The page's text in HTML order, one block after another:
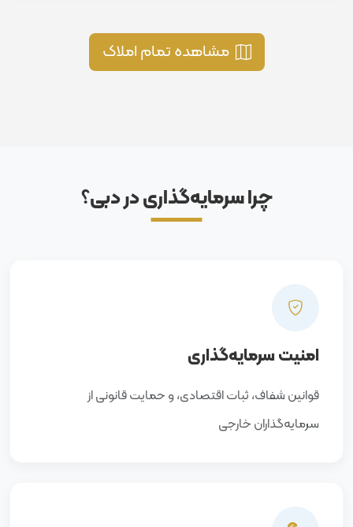
مشاهده تمام املاک
چرا سرمایه‌گذاری در دبی؟
امنیت سرمایه‌گذاری
قوانین شفاف، ثبات اقتصادی، و حمایت قانونی از
سرمایه‌گذاران خارجی